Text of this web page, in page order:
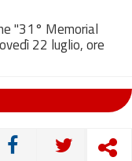
"31° Memorial
22 luglio, ore
CONDIVIDI